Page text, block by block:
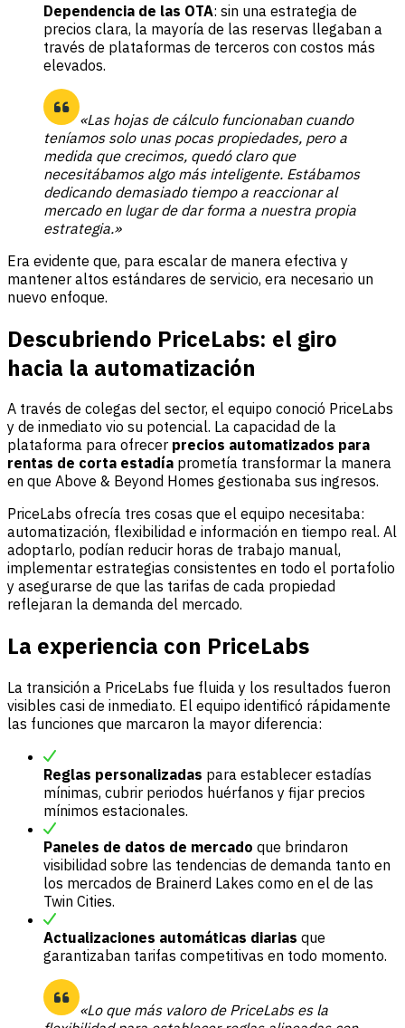
Dependencia de las OTA: sin una estrategia de
precios clara, la mayoría de las reservas llegaban a
través de plataformas de terceros con costos más
elevados.
«Las hojas de cálculo funcionaban cuando
teníamos solo unas pocas propiedades, pero a
medida que crecimos, quedó claro que
necesitábamos algo más inteligente. Estábamos
dedicando demasiado tiempo a reaccionar al
mercado en lugar de dar forma a nuestra propia
estrategia.»
Era evidente que, para escalar de manera efectiva y
mantener altos estándares de servicio, era necesario un
nuevo enfoque.
Descubriendo PriceLabs: el giro
hacia la automatización
A través de colegas del sector, el equipo conoció PriceLabs
y de inmediato vio su potencial. La capacidad de la
plataforma para ofrecer precios automatizados para
rentas de corta estadía prometía transformar la manera
en que Above & Beyond Homes gestionaba sus ingresos.
PriceLabs ofrecía tres cosas que el equipo necesitaba:
automatización, flexibilidad e información en tiempo real. Al
adoptarlo, podían reducir horas de trabajo manual,
implementar estrategias consistentes en todo el portafolio
y asegurarse de que las tarifas de cada propiedad
reflejaran la demanda del mercado.
La experiencia con PriceLabs
La transición a PriceLabs fue fluida y los resultados fueron
visibles casi de inmediato. El equipo identificó rápidamente
las funciones que marcaron la mayor diferencia:
Reglas personalizadas para establecer estadías
mínimas, cubrir periodos huérfanos y fijar precios
mínimos estacionales.
Paneles de datos de mercado que brindaron
visibilidad sobre las tendencias de demanda tanto en
los mercados de Brainerd Lakes como en el de las
Twin Cities.
Actualizaciones automáticas diarias que
garantizaban tarifas competitivas en todo momento.
«Lo que más valoro de PriceLabs es la